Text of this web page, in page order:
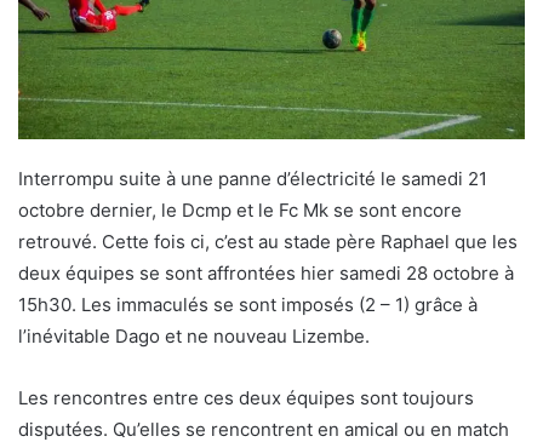
Interrompu suite à une panne d’électricité le samedi 21
octobre dernier, le Dcmp et le Fc Mk se sont encore
retrouvé. Cette fois ci, c’est au stade père Raphael que les
deux équipes se sont affrontées hier samedi 28 octobre à
15h30. Les immaculés se sont imposés (2 – 1) grâce à
l’inévitable Dago et ne nouveau Lizembe.
Les rencontres entre ces deux équipes sont toujours
disputées. Qu’elles se rencontrent en amical ou en match